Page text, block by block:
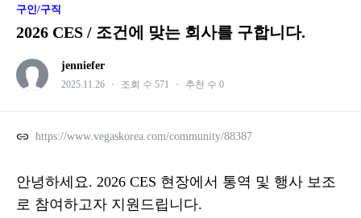
구인/구직
2026 CES / 조건에 맞는 회사를 구합니다.
jenniefer
2025.11.26 ・ 조회 수 571 ・ 추천 수 0
https://www.vegaskorea.com/community/88387
안녕하세요. 2026 CES 현장에서 통역 및 행사 보조
로 참여하고자 지원드립니다.